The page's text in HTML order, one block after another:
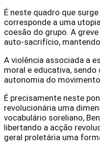
É neste quadro que
corresponde a uma
coesão do grupo. A
auto-sacrifício,
A violência associada a
moral e educativa,
autonomia do
É precisamente neste
revolucionária uma
vocabulário soreliano,
libertando a acção
geral proletária uma